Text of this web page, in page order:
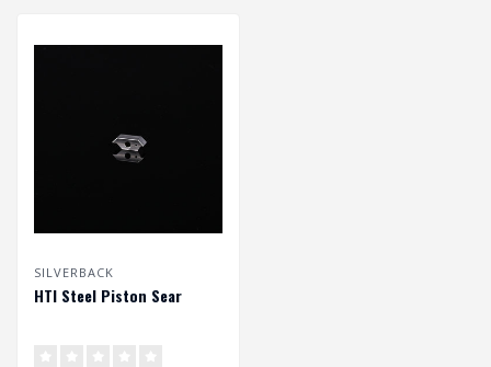
SILVERBACK
HTI Steel Piston Sear